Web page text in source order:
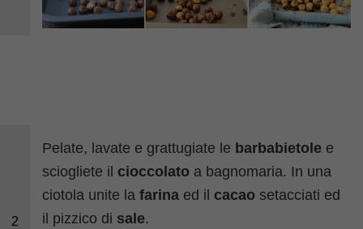
2
Pelate, lavate e grattugiate le barbabietole e
sciogliete il cioccolato a bagnomaria. In una
ciotola unite lafarina ed il cacao setacciati ed
il pizzico di sale.